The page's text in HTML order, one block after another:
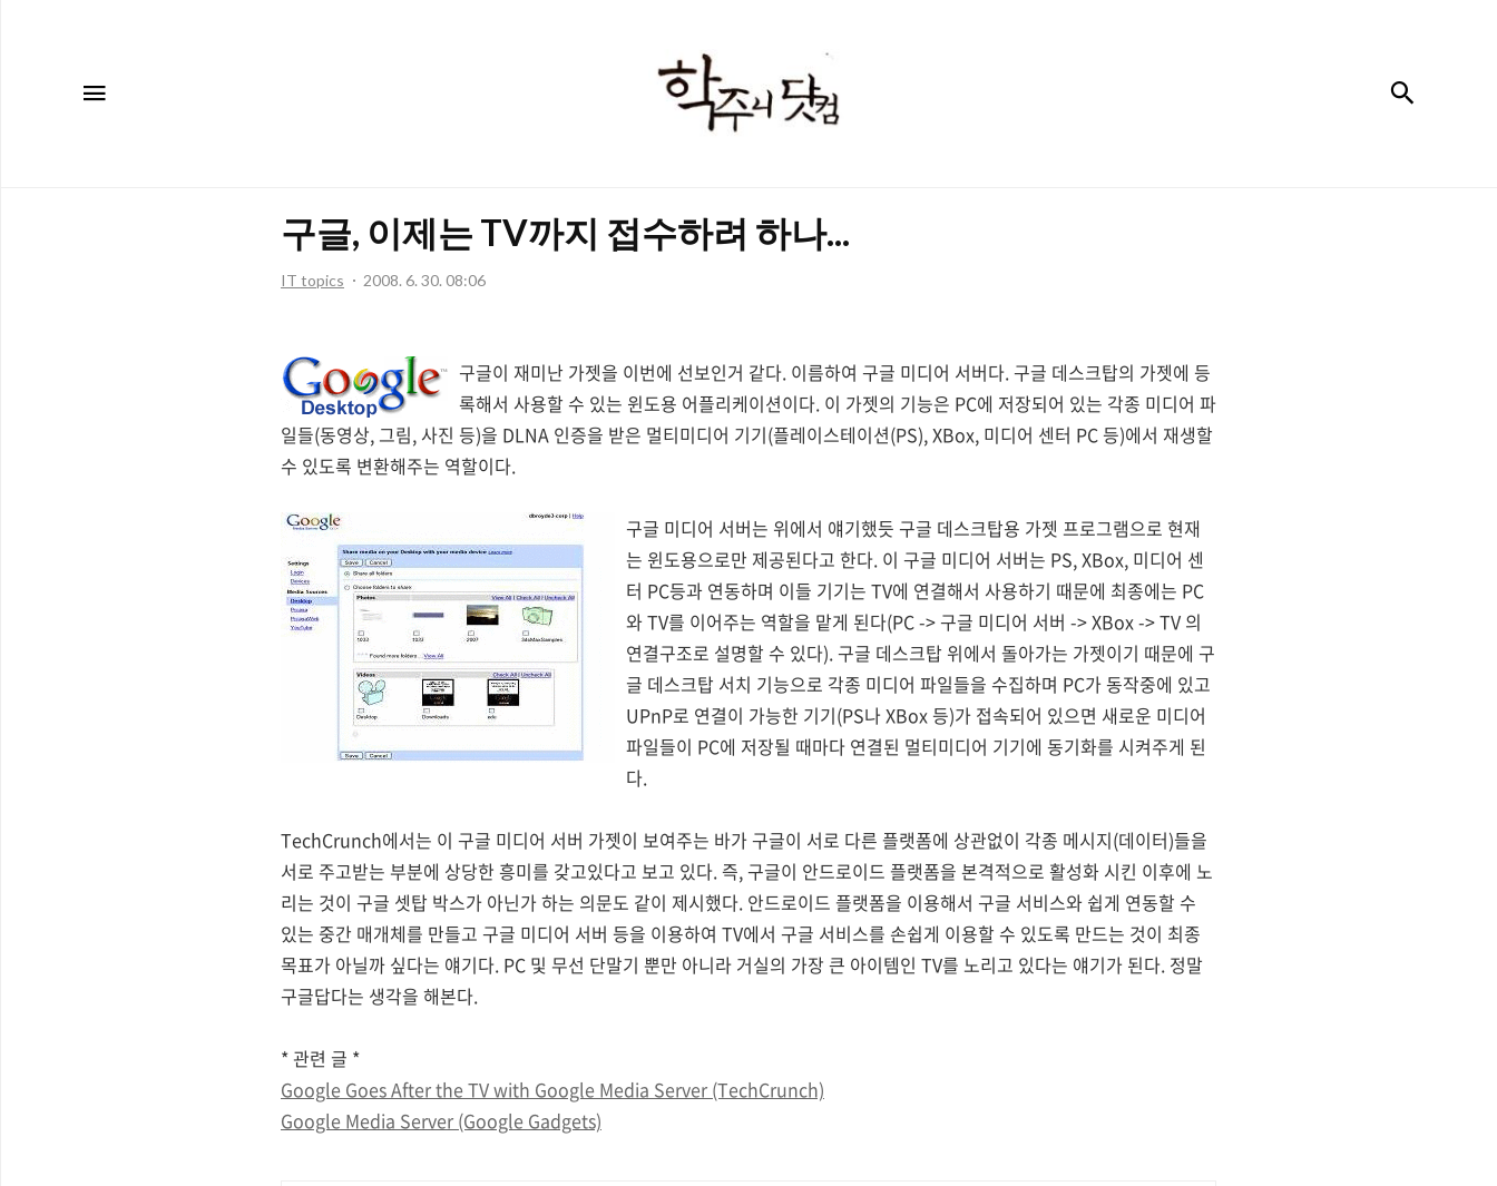
주
닷
컴
구글, 이제는 TV까지 접수하려 하나...
IT topics 2008. 6. 30. 08:06
구글이 재미난 가젯을 이번에 선보인거 같다. 이름하여 구글 미디어 서버다. 구글 데스크탑의 가젯에 등
록해서 사용할 수 있는 윈도용 어플리케이션이다. 이 가젯의 기능은 PC에 저장되어 있는 각종 미디어 파
일들(동영상, 그림, 사진 등)을 DLNA 인증을 받은 멀티미디어 기기(플레이스테이션(PS), XBox, 미디어 센터 PC 등)에서 재생할
수 있도록 변환해주는 역할이다.
구글 미디어 서버는 위에서 얘기했듯 구글 데스크탑용 가젯 프로그램으로 현재
는 윈도용으로만 제공된다고 한다. 이 구글 미디어 서버는 PS, XBox, 미디어 센
터 PC등과 연동하며 이들 기기는 TV에 연결해서 사용하기 때문에 최종에는 PC
와 TV를 이어주는 역할을 맡게 된다(PC -> 구글 미디어 서버 -> XBox -> TV 의
연결구조로 설명할 수 있다). 구글 데스크탑 위에서 돌아가는 가젯이기 때문에 구
글 데스크탑 서치 기능으로 각종 미디어 파일들을 수집하며 PC가 동작중에 있고
UPnP로 연결이 가능한 기기(PS나 XBox 등)가 접속되어 있으면 새로운 미디어
파일들이 PC에 저장될 때마다 연결된 멀티미디어 기기에 동기화를 시켜주게 된
다.
TechCrunch에서는 이 구글 미디어 서버 가젯이 보여주는 바가 구글이 서로 다른 플랫폼에 상관없이 각종 메시지(데이터)들을
서로 주고받는 부분에 상당한 흥미를 갖고있다고 보고 있다. 즉, 구글이 안드로이드 플랫폼을 본격적으로 활성화 시킨 이후에 노
리는 것이 구글 셋탑 박스가 아닌가 하는 의문도 같이 제시했다. 안드로이드 플랫폼을 이용해서 구글 서비스와 쉽게 연동할 수
있는 중간 매개체를 만들고 구글 미디어 서버 등을 이용하여 TV에서 구글 서비스를 손쉽게 이용할 수 있도록 만드는 것이 최종
목표가 아닐까 싶다는 얘기다. PC 및 무선 단말기 뿐만 아니라 거실의 가장 큰 아이템인 TV를 노리고 있다는 얘기가 된다. 정말
구글답다는 생각을 해본다.
* 관련 글 *
Google Goes After the TV with Google Media Server (TechCrunch)
Google Media Server (Google Gadgets)